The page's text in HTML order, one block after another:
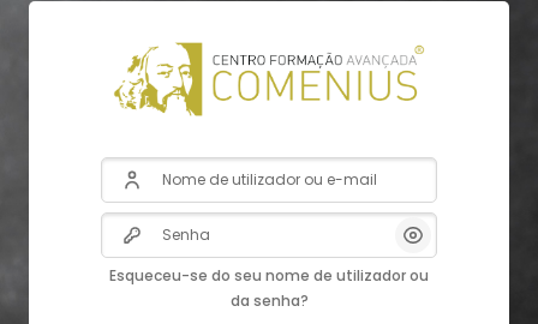
Nome de utilizador ou e-mail
Senha
Esqueceu-se do seu nome de utilizador ou
da senha?